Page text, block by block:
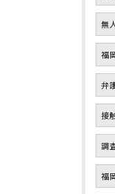
無
福
弁
接
調
福